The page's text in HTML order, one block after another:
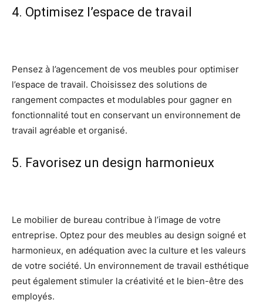
4. Optimisez l’espace de travail
Pensez à l’agencement de vos meubles pour optimiser
l’espace de travail. Choisissez des solutions de
rangement compactes et modulables pour gagner en
fonctionnalité tout en conservant un environnement de
travail agréable et organisé.
5. Favorisez un design harmonieux
Le mobilier de bureau contribue à l’image de votre
entreprise. Optez pour des meubles au design soigné et
harmonieux, en adéquation avec la culture et les valeurs
de votre société. Un environnement de travail esthétique
peut également stimuler la créativité et le bien-être des
employés.